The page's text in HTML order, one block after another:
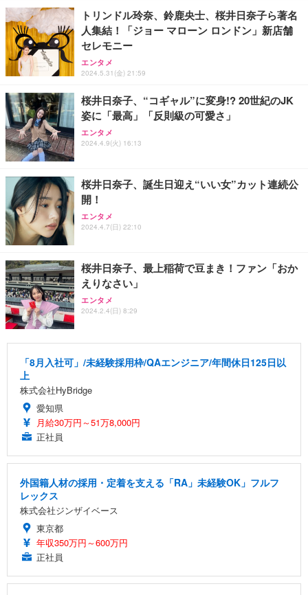
トリンドル玲奈、鈴鹿央士、桜井日奈子ら著名
人集結！「ジョー マローン ロンドン」新店舗
セレモニー
エンタメ
2024.5.31(金) 21:59
桜井日奈子、“コギャル”に変身!? 20世紀のJK
姿に「最高」「反則級の可愛さ」
エンタメ
2024.4.9(火) 16:13
桜井日奈子、誕生日迎え“いい女”カット連続公
開！
エンタメ
2024.4.7(日) 22:10
桜井日奈子、最上稲荷で豆まき！ファン「おか
えりなさい」
エンタメ
2024.2.4(日) 8:29
「8月入社可」/未経験採用枠/QAエンジニア/年間休日125日以
上
株式会社HyBridge
愛知県
月給30万円～51万8,000円
正社員
外国籍人材の採用・定着を支える「RA」未経験OK」フルフ
レックス
株式会社ジンザイベース
東京都
年収350万円～600万円
正社員